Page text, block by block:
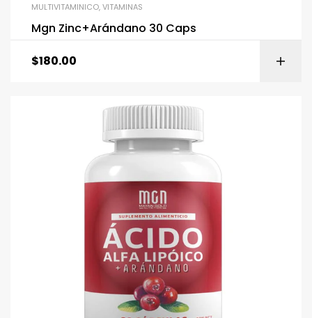
MULTIVITAMINICO,VITAMINAS
Mgn Zinc+Arándano 30 Caps
$180.00